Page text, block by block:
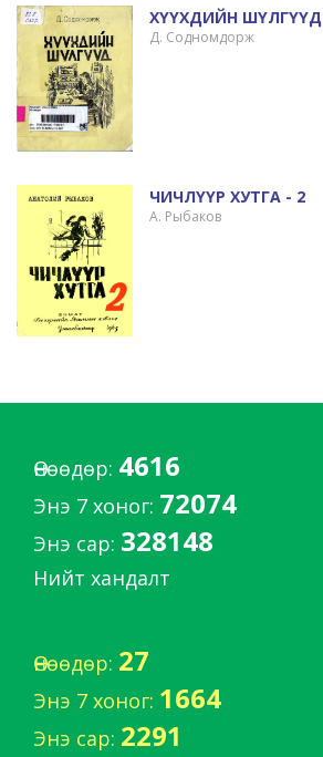
ХҮҮХДИЙН ШҮЛГҮҮД
Д. Содномдорж
ЧИЧЛҮҮР ХУТГА - 2
А. Рыбаков
Өнөөдөр: 4616
Энэ 7 хоног: 72074
Энэ сар: 328148
Нийт хандалт
Өнөөдөр: 27
Энэ 7 хоног: 1664
Энэ сар: 2291